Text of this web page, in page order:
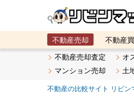
不動産売却 不動産
メタ住宅展示場
ベス
不動産売却査定 オ
マンション売却
土
不動産の比較サイト リビン